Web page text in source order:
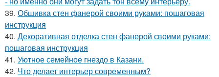
39. Обшивка стен фанерой своими руками: пошаговая
инструкция
40. Декоративная отделка стен фанерой своими руками:
пошаговая инструкция
41. Уютное семейное гнездо в Казани.
42. Что делает интерьер современным?